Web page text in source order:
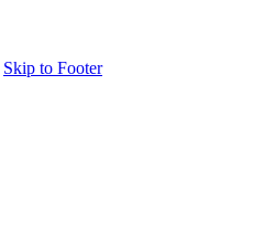
Skip to Footer